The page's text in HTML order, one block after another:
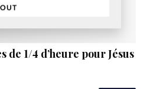
de 1/4 d’heure pour Jésus